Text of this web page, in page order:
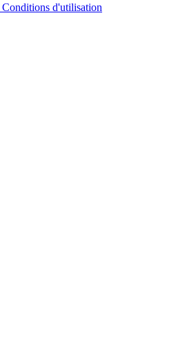
Conditions d'utilisation